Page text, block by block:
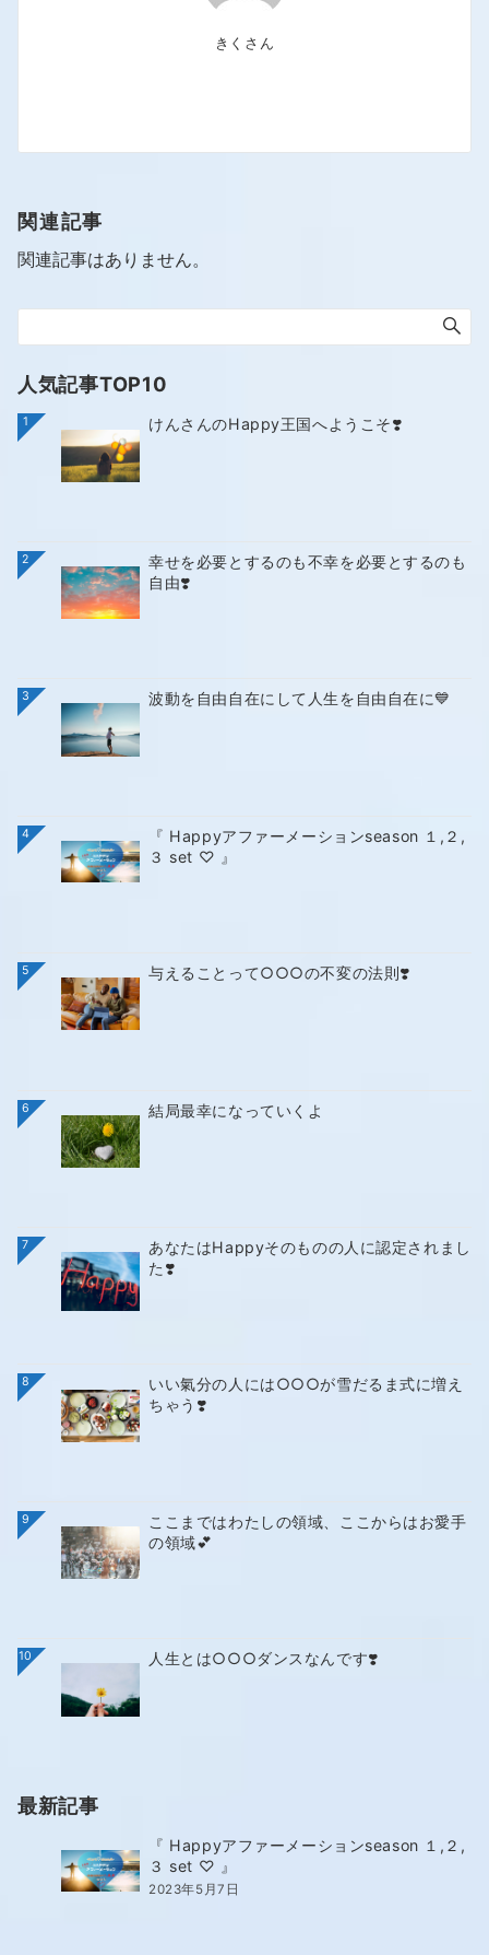
きくさん
関連記事
関連記事はありません。
人気記事TOP10
1 けんさんのHappy王国へようこそ❣️
2
幸せを必要とするのも不幸を必要とするのも
自由❣️
3 波動を自由自在にして人生を自由自在に💙
4
『 Happyアファーメーションseason １,２,
３ set ♡ 』
5 与えることって○○○の不変の法則❣️
6 結局最幸になっていくよ
7
あなたはHappyそのものの人に認定されまし
た❣️
8
いい氣分の人には○○○が雪だるま式に増え
ちゃう❣️
9
ここまではわたしの領域、ここからはお愛手
の領域💕
10 人生とは○○○ダンスなんです❣️
最新記事
『 Happyアファーメーションseason １,２,
３ set ♡ 』
2023年5月7日